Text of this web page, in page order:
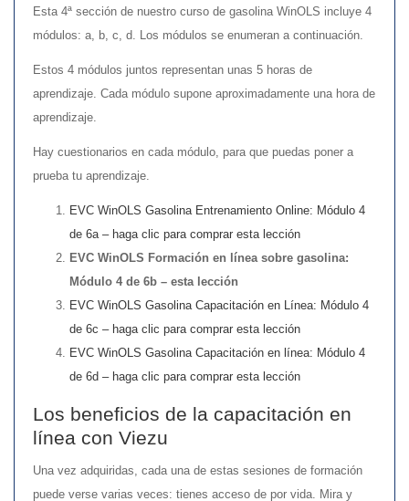
Esta 4ª sección de nuestro curso de gasolina WinOLS incluye 4
módulos: a, b, c, d. Los módulos se enumeran a continuación.
Estos 4 módulos juntos representan unas 5 horas de
aprendizaje. Cada módulo supone aproximadamente una hora de
aprendizaje.
Hay cuestionarios en cada módulo, para que puedas poner a
prueba tu aprendizaje.
EVC WinOLS Gasolina Entrenamiento Online: Módulo 4
de 6a – haga clic para comprar esta lección
EVC WinOLS Formación en línea sobre gasolina:
Módulo 4 de 6b – esta lección
EVC WinOLS Gasolina Capacitación en Línea: Módulo 4
de 6c – haga clic para comprar esta lección
EVC WinOLS Gasolina Capacitación en línea: Módulo 4
de 6d – haga clic para comprar esta lección
Los beneficios de la capacitación en
línea con Viezu
Una vez adquiridas, cada una de estas sesiones de formación
puede verse varias veces: tienes acceso de por vida. Mira y